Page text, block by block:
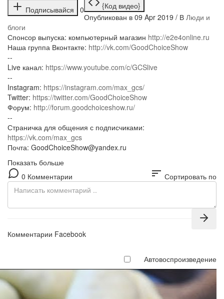
Подписывайся
0
{Код видео}
Опубликован в 09 Apr 2019 / В Люди и
блоги
Спонсор выпуска: компьютерный магазин http://e2e4online.ru
Наша группа Вконтакте: http://vk.com/GoodChoiceShow
--
Live канал: https://www.youtube.com/c/GCSlive
--
Instagram: https://instagram.com/max_gcs/
Twitter: https://twitter.com/GoodChoiceShow
Форум: http://forum.goodchoiceshow.ru/
--
Страничка для общения с подписчиками:
https://vk.com/max_gcs
Почта: GoodChoiceShow@yandex.ru
Показать больше
0 Комментарии
sort Сортировать по
Комментарии Facebook
Автовоспроизведение